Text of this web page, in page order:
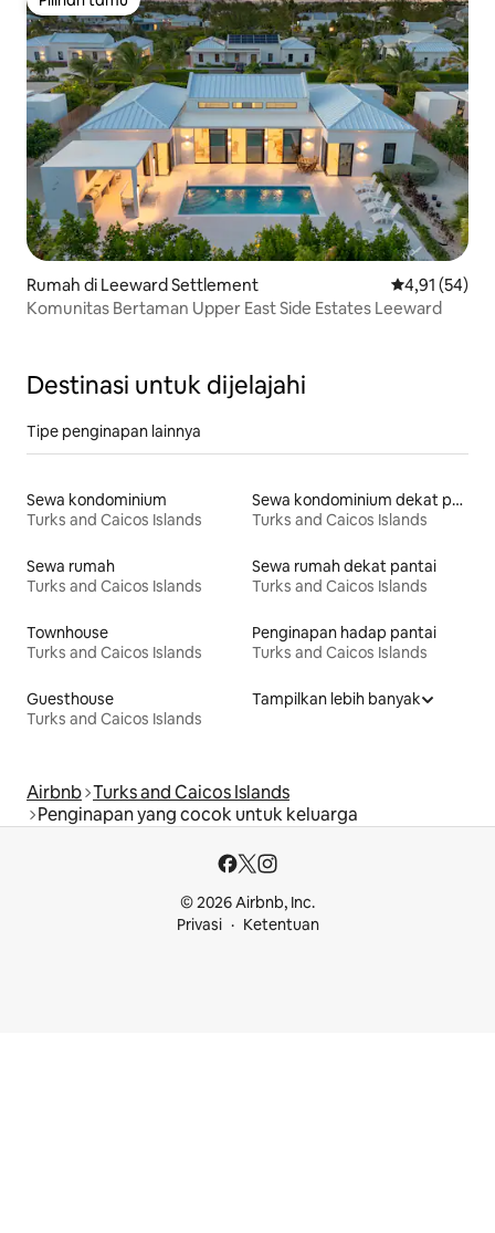
Pilihan tamu
Rumah di Leeward Settlement Nilai rata-rata
4,91 (54)
Komunitas Bertaman Upper East Side Estates Leeward
Destinasi untuk dijelajahi
Tipe penginapan lainnya
Sewa kondominium
Turks and Caicos Islands
Sewa kondominium dekat pantai
Turks and Caicos Islands
Sewa rumah
Turks and Caicos Islands
Sewa rumah dekat pantai
Turks and Caicos Islands
Townhouse
Turks and Caicos Islands
Penginapan hadap pantai
Turks and Caicos Islands
Guesthouse
Turks and Caicos Islands
Tampilkan lebih banyak
Airbnb Turks and Caicos Islands
Penginapan yang cocok untuk keluarga
© 2026 Airbnb, Inc.
Privasi
Ketentuan